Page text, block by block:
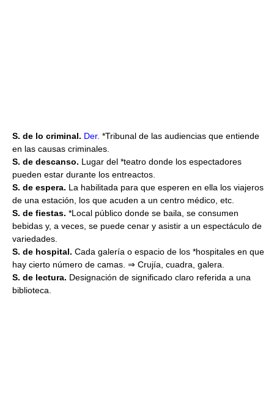
S. de lo criminal. Der. *Tribunal de las audiencias que entiende
en las causas criminales.
S. de descanso. Lugar del *teatro donde los espectadores
pueden estar durante los entreactos.
S. de espera. La habilitada para que esperen en ella los viajeros
de una estación, los que acuden a un centro médico, etc.
S. de fiestas. *Local público donde se baila, se consumen
bebidas y, a veces, se puede cenar y asistir a un espectáculo de
variedades.
S. de hospital. Cada galería o espacio de los *hospitales en que
hay cierto número de camas. ⇒ Crujía, cuadra, galera.
S. de lectura. Designación de significado claro referida a una
biblioteca.